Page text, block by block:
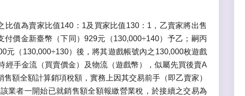
比值為賣家比值140：1及買家比值130：1，乙賣家將出售
價金新臺幣（下同）929元（130,000÷140）予乙；嗣丙
元（130,000÷130）後，將其遊戲帳號內之130,000枚遊戲
手金流（買賣價金）及物流（遊戲幣），似屬先買後賣A
額全額計算銷項稅額，實務上因其交易前手（即乙賣家）
業者一開始已就銷售額全額報繳營業稅，於接續之交易為